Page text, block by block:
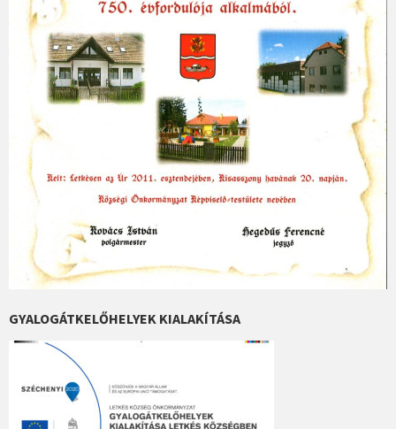
GYALOGÁTKELŐHELYEK KIALAKÍTÁSA